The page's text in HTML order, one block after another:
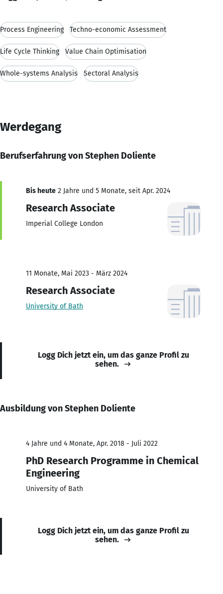
Process Engineering Techno-economic Assessment
Life Cycle Thinking Value Chain Optimisation
Whole-systems Analysis Sectoral Analysis
Werdegang
Berufserfahrung von Stephen Doliente
Bis heute 2 Jahre und 5 Monate, seit Apr. 2024
Research Associate
Imperial College London
11 Monate, Mai 2023 - März 2024
Research Associate
University of Bath
Logg Dich jetzt ein, um das ganze Profil zu
sehen.
Ausbildung von Stephen Doliente
4 Jahre und 4 Monate, Apr. 2018 - Juli 2022
PhD Research Programme in Chemical
Engineering
University of Bath
Logg Dich jetzt ein, um das ganze Profil zu
sehen.